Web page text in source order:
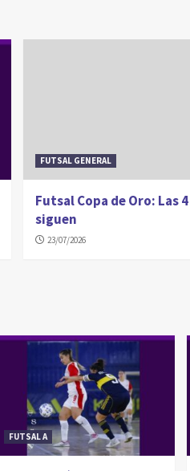
FUTSAL GENERAL
Futsal Copa de Oro: Las
siguen
23/07/2026
FUTSAL A